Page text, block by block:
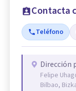
Contacta
Teléfono
Dirección
Felipe
Bilbao,